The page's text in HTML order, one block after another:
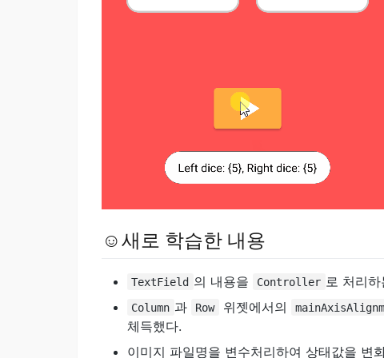
☺새로 학습한 내용
TextField 의 내용을 Controller 로 처리
Column 과 Row 위젯에서의
체득했다.
이미지 파일명을 변수처리하여 상태값을 변